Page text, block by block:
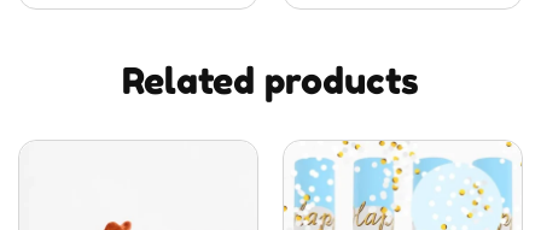
Related products